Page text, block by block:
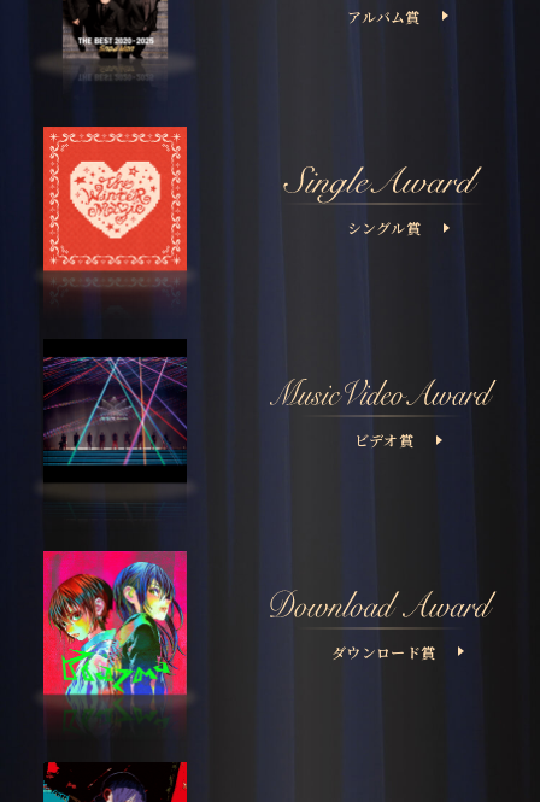
アルバム賞
シングル賞
ビデオ賞
ダウンロード賞